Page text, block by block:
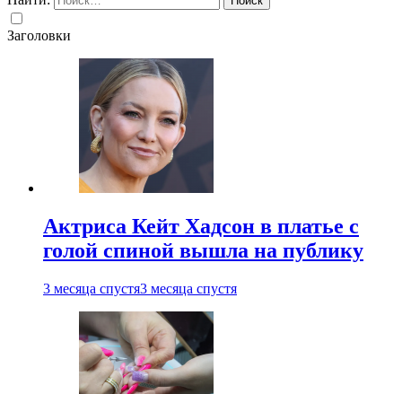
Заголовки
Актриса Кейт Хадсон в платье с
голой спиной вышла на публику
3 месяца спустя3 месяца спустя